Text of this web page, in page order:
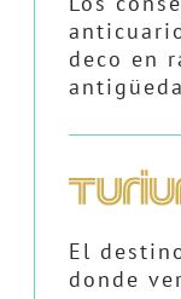
deco en
El
donde